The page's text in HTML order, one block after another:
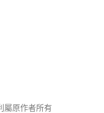
屬原作者所有